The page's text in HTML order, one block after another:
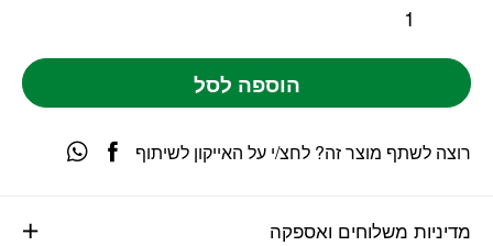
הוספה לסל
מדיניות משלוחים ואספקה
רוצה לשתף מוצר זה? לחצ/י על האייקון לשיתוף